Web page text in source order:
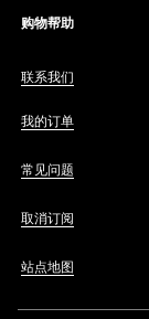
购物帮助
联系我们
我的订单
常见问题
取消订阅
站点地图